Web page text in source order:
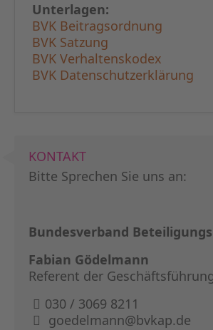
Unterlagen:
BVK Beitragsordnung
BVK Satzung
BVK Verhaltenskodex
BVK Datenschutzerklärung
KONTAKT
Bitte Sprechen Sie uns an:
Bundesverband
Fabian Gödelmann
Referent der
030 / 3069 8211
goedelmann@bvkap.de